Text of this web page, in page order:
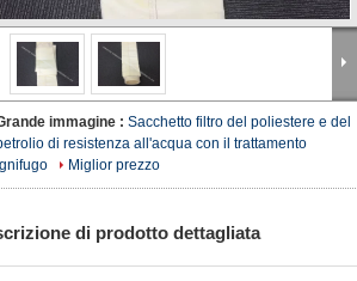
immagine : Sacchetto filtro del poliestere e del
di resistenza all'acqua con il trattamento
Miglior prezzo
di prodotto dettagliata